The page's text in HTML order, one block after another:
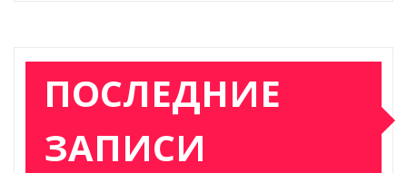
ПОСЛЕДНИЕ
ЗАПИСИ